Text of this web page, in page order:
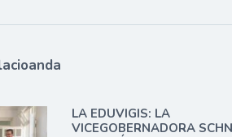
LA EDUVIGIS: LA
VICEGOBERNADORA